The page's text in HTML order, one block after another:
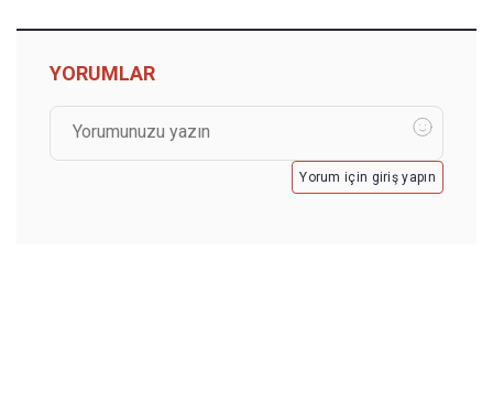
YORUMLAR
Yorum için giriş yapın